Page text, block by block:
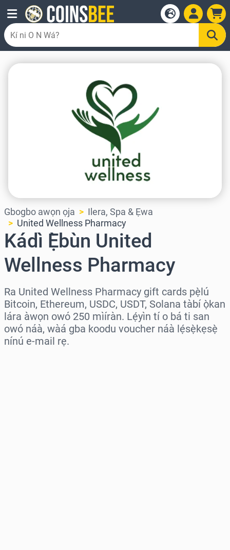
Gbogbo awọn ọja
Ilera, Spa & Ẹwa
United Wellness Pharmacy
Kádì Ẹ̀bùn United
Wellness Pharmacy
Ra United Wellness Pharmacy gift cards pẹ̀lú
Bitcoin, Ethereum, USDC, USDT, Solana tàbí ọ̀kan
lára àwọn owó 250 mìíràn. Lẹ́yìn tí o bá ti san
owó náà, wàá gba koodu voucher náà lẹ́sẹ̀kẹsẹ̀
nínú e-mail rẹ.